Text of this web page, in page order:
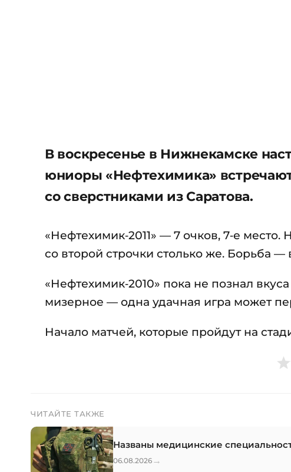
В воскресенье в Нижнекамске
юниоры «Нефтехимика»
со сверстниками из Саратова.
«Нефтехимик‑2011» — 7 очков, 7‑е
со второй строчки столько же. Борьба —
«Нефтехимик‑2010» пока не познал
мизерное — одна удачная игра может
Начало матчей, которые пройдут на
ЧИТАЙТЕ ТАКЖЕ
Названы медицинские
06.08.2026 →